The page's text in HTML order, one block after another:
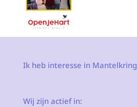
Ik heb interesse in Mantelkring
Wij zijn actief in: